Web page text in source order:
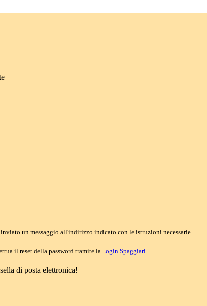
inviato un messaggio all'indirizzo indicato con le istruzioni necessarie.
il reset della password tramite la Login Spaggiari
di posta elettronica!